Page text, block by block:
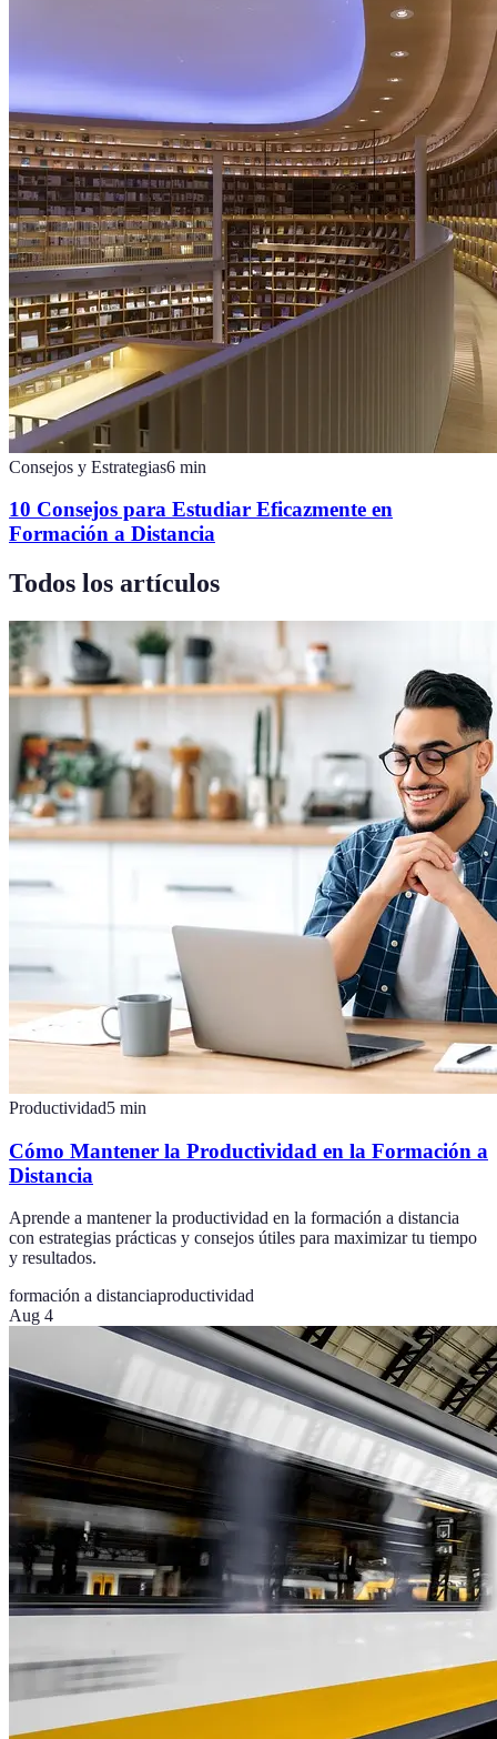
Consejos y Estrategias6 min
10 Consejos para Estudiar Eficazmente en
Formación a Distancia
Todos los artículos
Productividad5 min
Cómo Mantener la Productividad en la Formación a
Distancia
Aprende a mantener la productividad en la formación a distancia
con estrategias prácticas y consejos útiles para maximizar tu tiempo
y resultados.
formación a distanciaproductividad
Aug 4